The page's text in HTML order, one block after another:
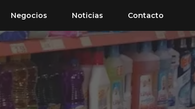
Negocios Noticias Contacto